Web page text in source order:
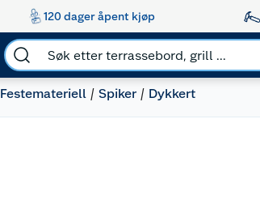
120 dager åpent kjøp
Festemateriell Spiker Dykkert